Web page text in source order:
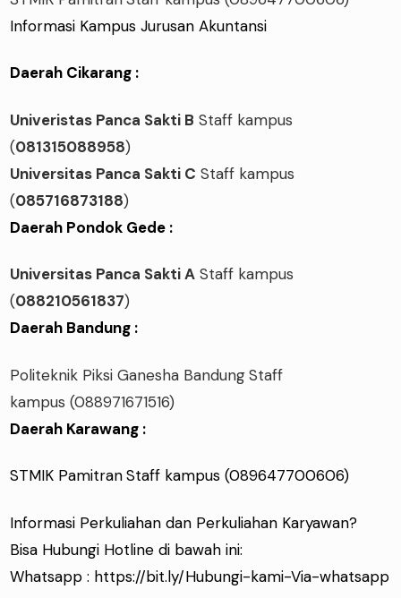
Informasi Kampus Jurusan Akuntansi
Daerah Cikarang :
Univeristas Panca Sakti B Staff kampus
(081315088958)
Universitas Panca Sakti C Staff kampus
(085716873188)
Daerah Pondok Gede :
Universitas Panca Sakti A Staff kampus
(088210561837)
Daerah Bandung :
Politeknik Piksi Ganesha BandungStaff
kampus(088971671516)
Daerah Karawang :
STMIK PamitranStaff kampus(089647700606)
Informasi Perkuliahan dan Perkuliahan Karyawan?
Bisa Hubungi Hotline di bawah ini:
Whatsapp : https://bit.ly/Hubungi-kami-Via-whatsapp